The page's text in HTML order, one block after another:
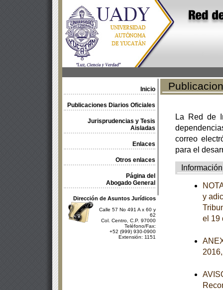
Inicio
Publicaciones Diarios Oficiales
Jurisprudencias y Tesis
Aisladas
Enlaces
Otros enlaces
Página del
Abogado General
Dirección de Asuntos Jurídicos
Calle 57 No 491 A x 60 y
62
Col. Centro, C.P. 97000
Teléfono/Fax:
+52 (999) 930-0900
Extensión: 1151
La Red de
correo
para el
Información
y
el 19